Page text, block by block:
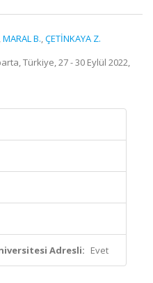
,MARAL B.,ÇETİNKAYA Z.
Türkiye, 27 - 30 Eylül 2022,
Adresli: Evet